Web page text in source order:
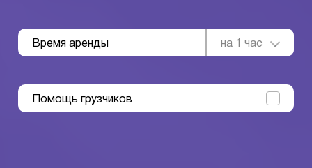
Время аренды на 1 час
Помощь грузчиков